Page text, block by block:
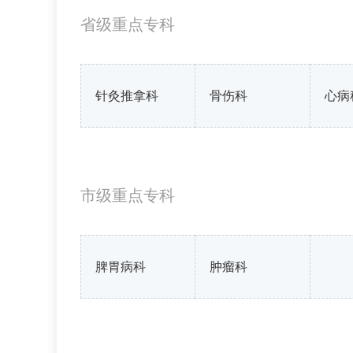
省级重点专科
针灸推拿科 骨伤科 心病
市级重点专科
脾胃病科 肿瘤科